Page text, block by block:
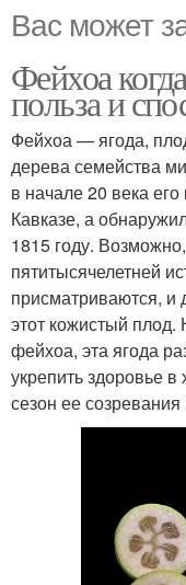
Вас может
Фейхоа
польза и
Фейхоа — ягода,
дерева семейства
в начале 20 века
Кавказе, а
1815 году.
пятитысячелетней
присматриваются, и
этот кожистый
фейхоа, эта ягода
укрепить здоровье
сезон ее